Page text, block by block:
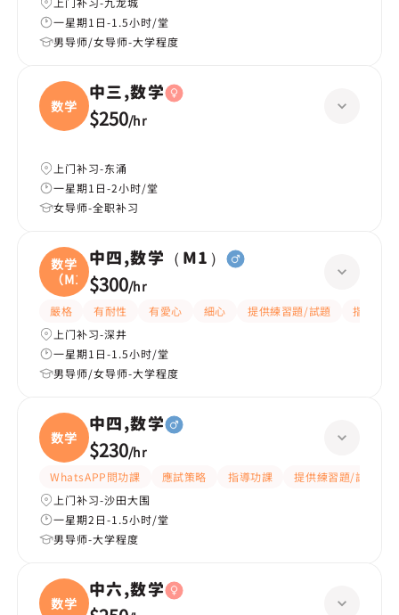
一星期1日-1.5小时/堂
男导师/女导师-大学程度
数学
中三,数学
$250/hr
上门补习-东涌
一星期1日-2小时/堂
女导师-全职补习
数学
（M1
中四,数学（M1）
$300/hr
嚴格 有耐性 有愛心 細心 提供練習題/試題
指導功課
上门补习-深井
一星期1日-1.5小时/堂
男导师/女导师-大学程度
数学
中四,数学
$230/hr
WhatsAPP問功課 應試策略 指導功課
提供練習題/試題
上门补习-沙田大围
一星期2日-1.5小时/堂
男导师-大学程度
数学
中六,数学